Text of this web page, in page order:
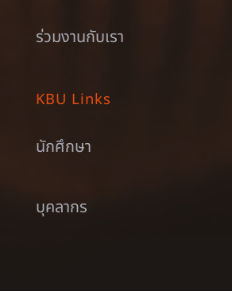
ร่วมงานกับเรา
KBU Links
นักศึกษา
บุคลากร